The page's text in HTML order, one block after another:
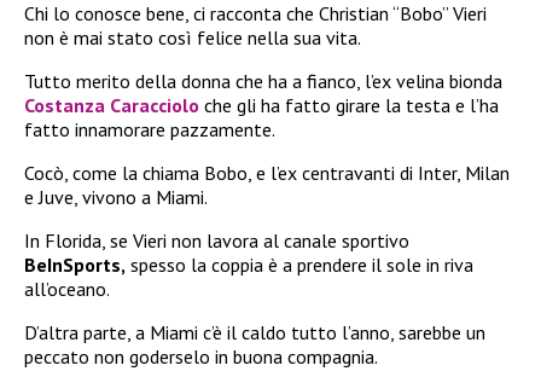
Chi lo conosce bene, ci racconta che Christian “Bobo” Vieri
non è mai stato così felice nella sua vita.
Tutto merito della donna che ha a fianco, l’ex velina bionda
Costanza Caracciolo che gli ha fatto girare la testa e l’ha
fatto innamorare pazzamente.
Cocò, come la chiama Bobo, e l’ex centravanti di Inter, Milan
e Juve, vivono a Miami.
In Florida, se Vieri non lavora al canale sportivo
BeInSports, spesso la coppia è a prendere il sole in riva
all’oceano.
D’altra parte, a Miami c’è il caldo tutto l’anno, sarebbe un
peccato non goderselo in buona compagnia.